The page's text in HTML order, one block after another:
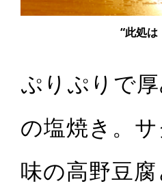
“此処
ぷりぷりで
の塩焼き。
味の高野豆腐